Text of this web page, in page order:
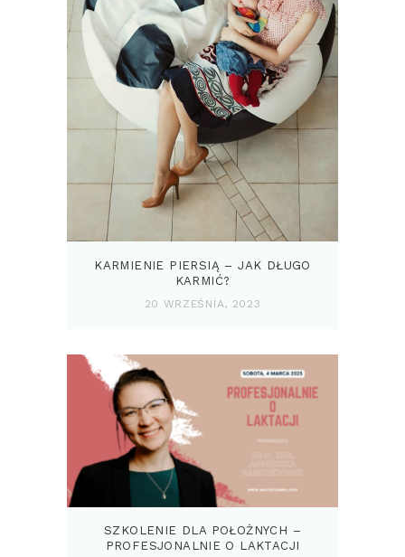
KARMIENIE PIERSIĄ – JAK DŁUGO
KARMIĆ?
20 WRZEŚNIA, 2023
SZKOLENIE DLA POŁOŻNYCH –
PROFESJONALNIE O LAKTACJI